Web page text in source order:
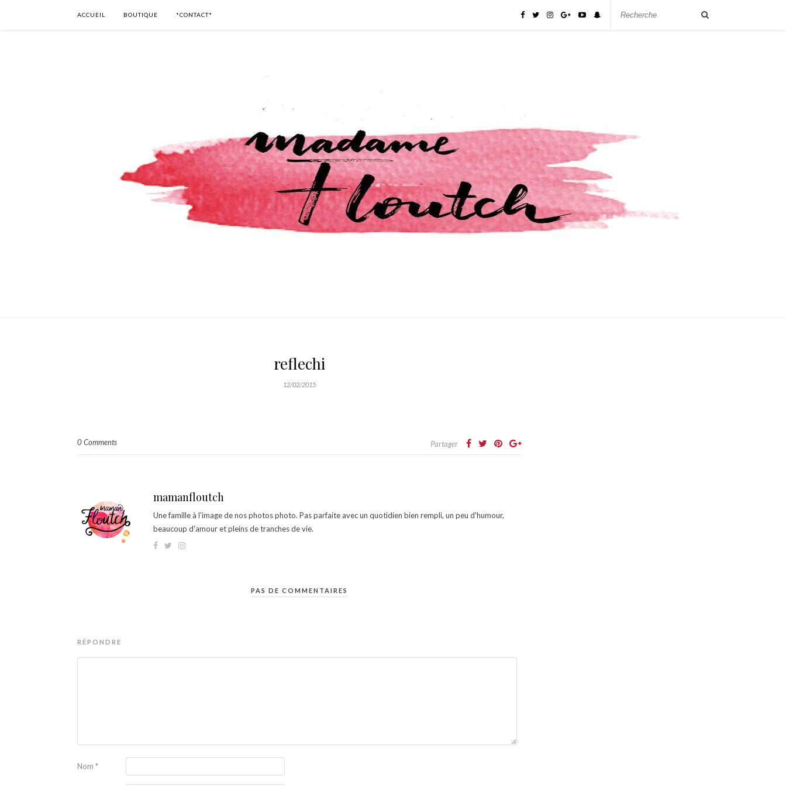
ACCUEIL BOUTIQUE *CONTACT*
reflechi
12/02/2015
0 Comments Partager
mamanfloutch
Une famille à l'image de nos photos photo. Pas parfaite avec un quotidien bien rempli, un peu d'humour,
beaucoup d'amour et pleins de tranches de vie.
PAS DE COMMENTAIRES
RÉPONDRE
Nom *